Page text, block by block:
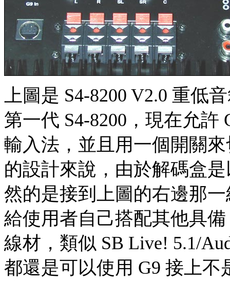
上圖是 S4-8200 V2.0 重低
第一代 S4-8200，現在允許
輸入法，並且用一個開關
的設計來說，由於解碼盒
然的是接到上圖的右邊那
給使用者自己搭配其他具
線材，類似 SB Live! 5.1/
都還是可以使用 G9 接上